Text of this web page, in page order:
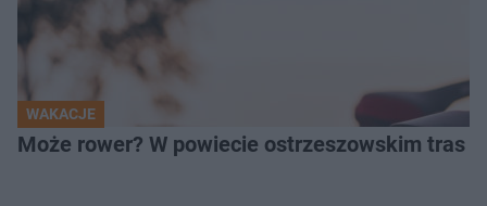
WAKACJE
Może rower? W powiecie ostrzeszowskim tras